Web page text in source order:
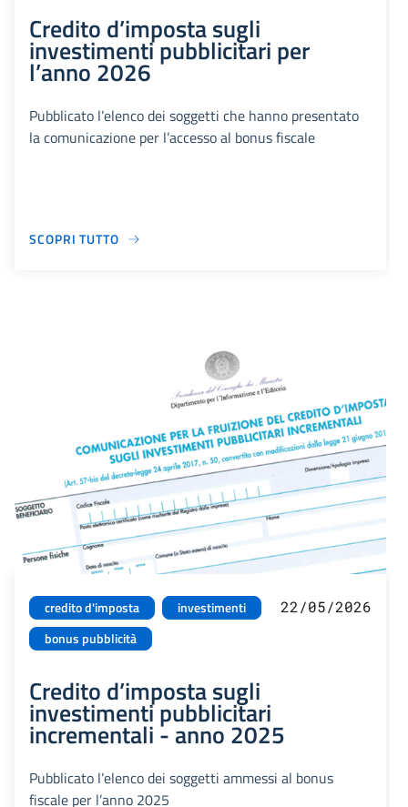
Credito d’imposta sugli
investimenti pubblicitari per
l’anno 2026
Pubblicato l’elenco dei soggetti che hanno presentato
la comunicazione per l’accesso al bonus fiscale
SCOPRI TUTTO
credito d'imposta
investimenti
bonus pubblicità
22/05/2026
Credito d’imposta sugli
investimenti pubblicitari
incrementali - anno 2025
Pubblicato l’elenco dei soggetti ammessi al bonus
fiscale per l’anno 2025